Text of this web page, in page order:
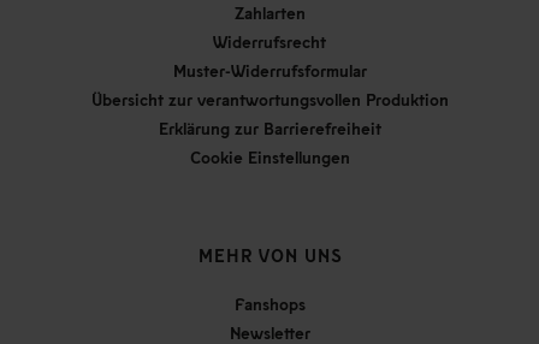
Zahlarten
Widerrufsrecht
Muster-Widerrufsformular
Übersicht zur verantwortungsvollen Produktion
Erklärung zur Barrierefreiheit
Cookie Einstellungen
MEHR VON UNS
Fanshops
Newsletter